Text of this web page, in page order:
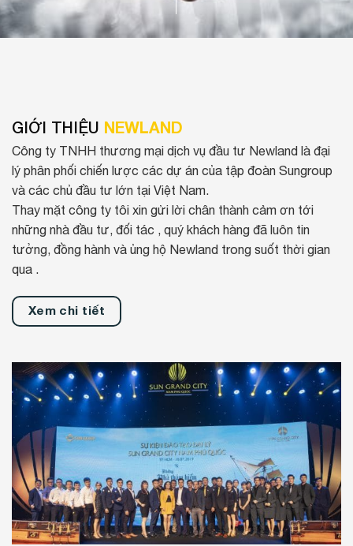
GIỚI THIỆU NEWLAND
Công ty TNHH thương mại dịch vụ đầu tư Newland là đại
lý phân phối chiến lược các dự án của tập đoàn Sungroup
và các chủ đầu tư lớn tại Việt Nam.
Thay mặt công ty tôi xin gửi lời chân thành cảm ơn tới
những nhà đầu tư, đối tác , quý khách hàng đã luôn tin
tưởng, đồng hành và ủng hộ Newland trong suốt thời gian
qua .
Xem chi tiết